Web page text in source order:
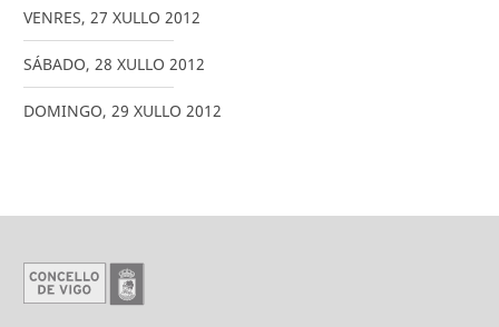
VENRES, 27 XULLO 2012
SÁBADO, 28 XULLO 2012
DOMINGO, 29 XULLO 2012